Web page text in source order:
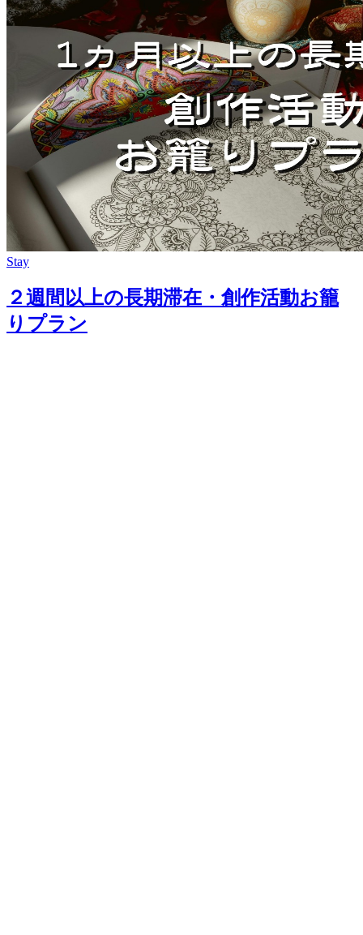
Stay
２週間以上の長期滞在・創作活動お籠
りプラン